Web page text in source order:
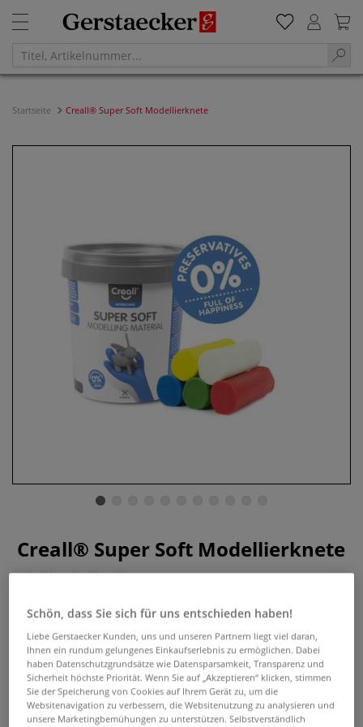
Startseite Creall® Super Soft Modellierknete
Creall® Super Soft Modellierknete
Die Creall® Super Soft Modellierknete ist sehr weich,
knetfähig, glutenfrei, trocknet nicht aus, bleibt beim Kneten
gemscheidig und eignet sich hervorragend zum
Modellieren für die Allerkleinsten. Erhältlich in
verschiedenen Farbtönen.
Mehr
Schön, dass Sie sich für uns entschieden haben!
Liebe Gerstaecker Kunden, uns und unseren Partnern liegt viel daran,
Ihnen ein rundum gelungenes Einkaufserlebnis zu ermöglichen. Dabei
haben Datenschutzgrundsätze wie Datensparsamkeit, Transparenz und
Sicherheit höchste Priorität. Wenn Sie auf „Akzeptieren“ klicken, stimmen
Sie der Speicherung von Cookies auf Ihrem Gerät zu, um die
Websitenavigation zu verbessern, die Websitenutzung zu analysieren und
unsere Marketingbemühungen zu unterstützen. Selbstverständlich